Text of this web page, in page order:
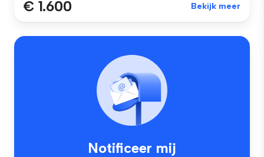
€ 1.600 Bekijk meer
Notificeer mij